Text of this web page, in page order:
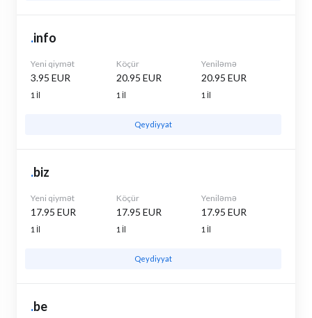
.info
Yeni qiymət
3.95 EUR
1 İl
Köçür
20.95 EUR
1 İl
Yeniləmə
20.95 EUR
1 İl
Qeydiyyat
.biz
Yeni qiymət
17.95 EUR
1 İl
Köçür
17.95 EUR
1 İl
Yeniləmə
17.95 EUR
1 İl
Qeydiyyat
.be